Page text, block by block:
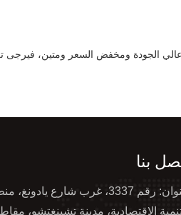
عالي الجودة ومخفض السعر ومتين، فيرجى
بنا
عنوان: رقم 3337، غرب شارع يادونغ،
الاقتصادية، مدينة تشينغتشو،